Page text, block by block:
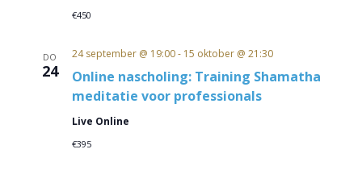
€450
DO
24
Online nascholing: Training Shamatha
meditatie voor professionals
24 september @ 19:00- 15 oktober @ 21:30
Live Online
€395